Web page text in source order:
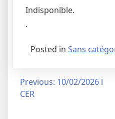
Indisponible.
.
Posted in Sans
Navigation
Previous: 10/02/2026 l
CER